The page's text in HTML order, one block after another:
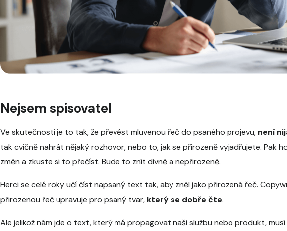
Nejsem spisovatel
Ve skutečnosti je to tak, že převést mluvenou řeč do psaného projevu, není
tak cvičně nahrát nějaký rozhovor, nebo to, jak se přirozeně vyjadřujete. Pak
změn a zkuste si to přečíst. Bude to znít divně a nepřirozeně.
Herci se celé roky učí číst napsaný text tak, aby zněl jako přirozená řeč.
přirozenou řeč upravuje pro psaný tvar, který se dobře čte.
Ale jelikož nám jde o text, který má propagovat naši službu nebo produkt,